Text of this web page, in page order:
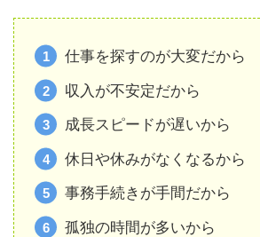
仕事を探すのが大変だから
収入が不安定だから
成長スピードが遅いから
休日や休みがなくなるから
事務手続きが手間だから
孤独の時間が多いから